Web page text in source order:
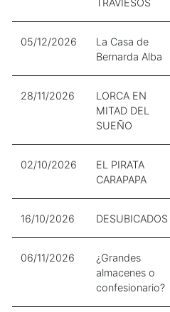
TRAVIESOS
05/12/2026
La Casa de
Bernarda Alba
28/11/2026
LORCA EN
MITAD DEL
SUEÑO
02/10/2026
EL PIRATA
CARAPAPA
16/10/2026 DESUBICADOS
06/11/2026
¿Grandes
almacenes o
confesionario?